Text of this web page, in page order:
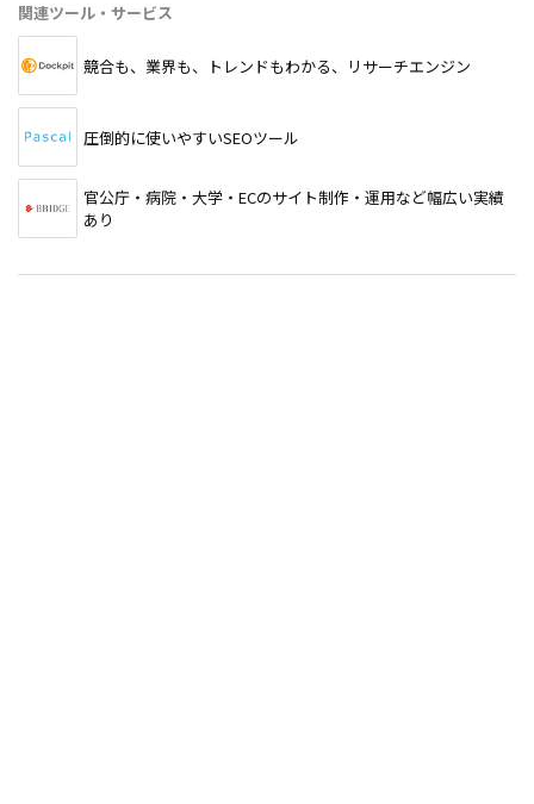
関連ツール・サービス
競合も、業界も、トレンドもわかる、リサーチエンジン
圧倒的に使いやすいSEOツール
官公庁・病院・大学・ECのサイト制作・運用など幅広い実績
あり